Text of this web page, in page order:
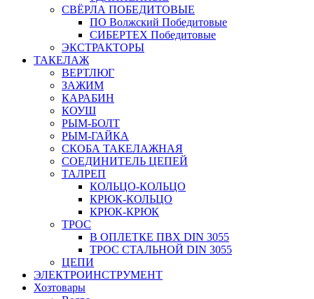
СВЁРЛА ПОБЕДИТОВЫЕ
ПО Волжский Победитовые
СИБЕРТЕХ Победитовые
ЭКСТРАКТОРЫ
ТАКЕЛАЖ
ВЕРТЛЮГ
ЗАЖИМ
КАРАБИН
КОУШ
РЫМ-БОЛТ
РЫМ-ГАЙКА
СКОБА ТАКЕЛАЖНАЯ
СОЕДИНИТЕЛЬ ЦЕПЕЙ
ТАЛРЕП
КОЛЬЦО-КОЛЬЦО
КРЮК-КОЛЬЦО
КРЮК-КРЮК
ТРОС
В ОПЛЕТКЕ ПВХ DIN 3055
ТРОС СТАЛЬНОЙ DIN 3055
ЦЕПИ
ЭЛЕКТРОИНСТРУМЕНТ
Хозтовары